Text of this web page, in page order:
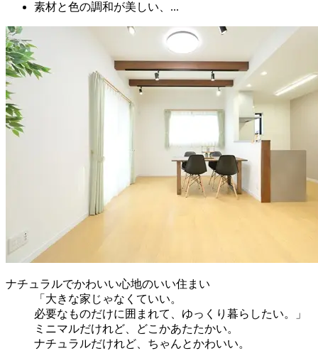
素材と色の調和が美しい、...
ナチュラルでかわいい心地のいい住まい
「大きな家じゃなくていい。
必要なものだけに囲まれて、ゆっくり暮らしたい。」
ミニマルだけれど、どこかあたたかい。
ナチュラルだけれど、ちゃんとかわいい。